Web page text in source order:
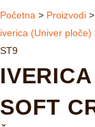
Početna > Proizvodi >
iverica (Univer ploče)
ST9
SOFT